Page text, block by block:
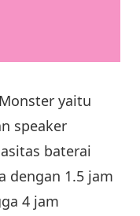
yaitu
speaker
baterai
dengan 1.5 jam
4 jam